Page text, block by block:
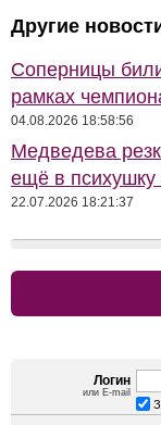
Другие
Соперницы
рамках
04.08.2026 18:58:56
Медведева
ещё в психушку
22.07.2026 18:21:37
Логин
или E-mail